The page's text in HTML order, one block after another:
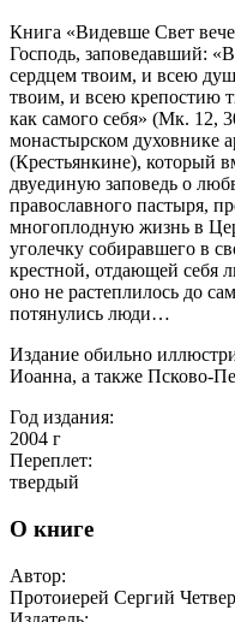
Книга «Видевше Свет
Господь, заповедавший:
сердцем твоим, и всею
твоим, и всею крепостию
как самого себя» (Мк. 12,
монастырском духовнике
(Крестьянкине), который
двуединую заповедь о
православного пастыря,
многоплодную жизнь в
уголечку собиравшего в
крестной, отдающей себя
оно не растеплилось до
потянулись люди…
Издание обильно
Иоанна, а также Псково-
Год издания:
2004 г
Переплет:
твердый
О книге
Автор:
Протоиерей Сергий